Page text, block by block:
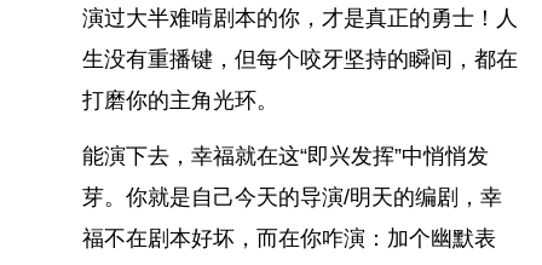
演过大半难啃剧本的你，才是真正的勇士！人
生没有重播键，但每个咬牙坚持的瞬间，都在
打磨你的主角光环。
能演下去，幸福就在这“即兴发挥”中悄悄发
芽。你就是自己今天的导演/明天的编剧，幸
福不在剧本好坏，而在你咋演：加个幽默表